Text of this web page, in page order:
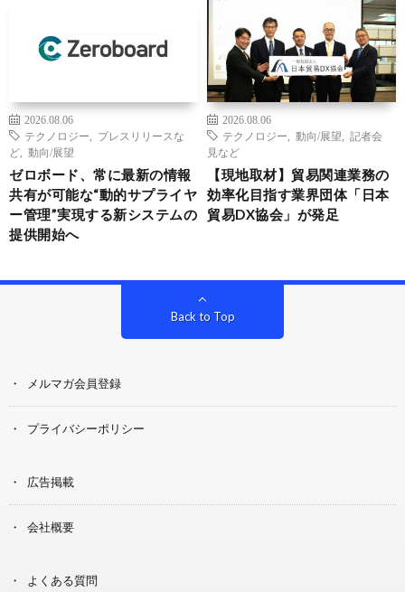
2026.08.06
テクノロジー
プレスリリースな
ど
動向/展望
ゼロボード、常に最新の情報
共有が可能な“動的サプライヤ
ー管理”実現する新システムの
提供開始へ
2026.08.06
テクノロジー
動向/展望
記者会
見など
【現地取材】貿易関連業務の
効率化目指す業界団体「日本
貿易DX協会」が発足
Back to Top
メルマガ会員登録
プライバシーポリシー
広告掲載
会社概要
よくある質問